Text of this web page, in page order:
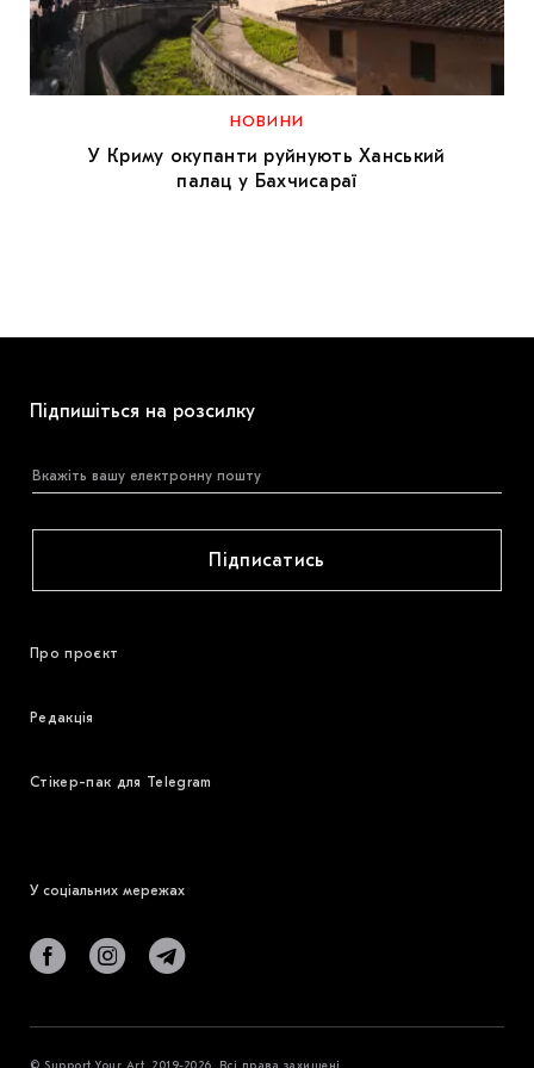
МАРІУПОЛЬСЬКІ МАРГІНАЛІЇ
ДОСЛІДНИЦЬКА ПЛАТФОРМА
ЗАПАЛЕННЯ
CARPATHIAN CULT ПРО РІЗДВЯНІ СВЯТА
НОВИНИ
У Криму окупанти руйнують Ханський
палац у Бахчисараї
Підпишіться на розсилку
Підписатись
Про проєкт
Редакція
Стікер-пак для Telegram
У соціальних мережах